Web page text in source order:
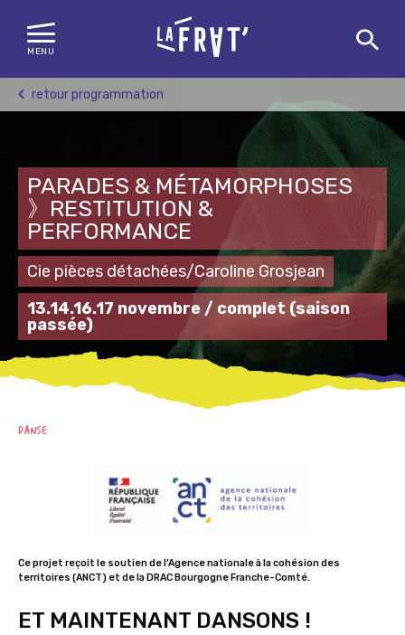
Skip
to
MENU
retour programmation
PARADES & MÉTAMORPHOSES
》RESTITUTION &
PERFORMANCE
Cie pièces détachées/Caroline Grosjean
13.14.16.17 novembre / complet (saison
passée)
DANSE
Ce projet reçoit le soutien de l’Agence nationale à la cohésion des
territoires (ANCT) et de la DRAC Bourgogne Franche-Comté.
ET MAINTENANT DANSONS !